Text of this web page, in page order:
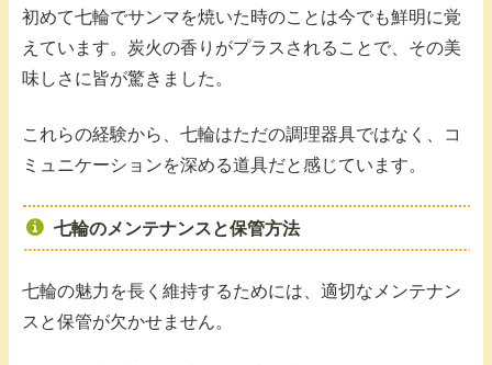
初めて七輪でサンマを焼いた時のことは今でも鮮明に覚
えています。炭火の香りがプラスされることで、その美
味しさに皆が驚きました。
これらの経験から、七輪はただの調理器具ではなく、コ
ミュニケーションを深める道具だと感じています。
七輪のメンテナンスと保管方法
七輪の魅力を長く維持するためには、適切なメンテナン
スと保管が欠かせません。